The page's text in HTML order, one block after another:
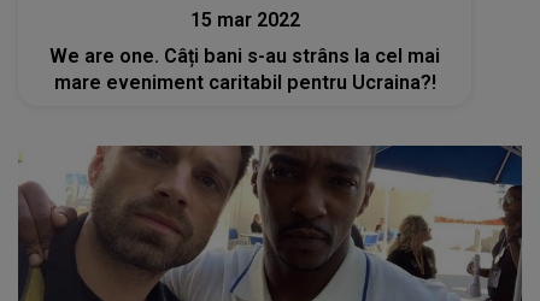
15 mar 2022
We are one. Câți bani s-au strâns la cel mai
mare eveniment caritabil pentru Ucraina?!